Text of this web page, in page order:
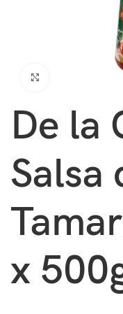
De la
Salsa
x